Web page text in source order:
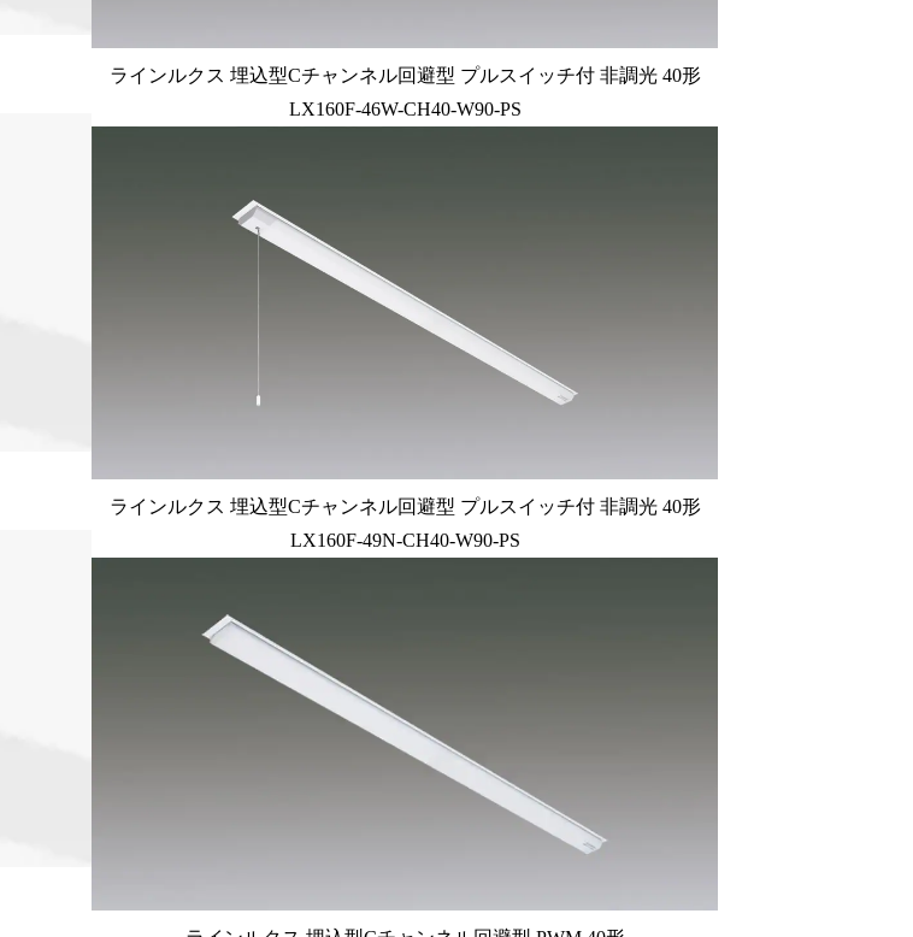
ラインルクス 埋込型Cチャンネル回避型 プルスイッチ付 非調光 40形
LX160F-46W-CH40-W90-PS
ラインルクス 埋込型Cチャンネル回避型 プルスイッチ付 非調光 40形
LX160F-49N-CH40-W90-PS